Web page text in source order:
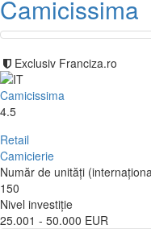
Camicissima
Exclusiv Franciza.ro
Camicissima
4.5
Retail
Camicierie
Număr de unități
150
Nivel investiție
25.001 - 50.000 EUR